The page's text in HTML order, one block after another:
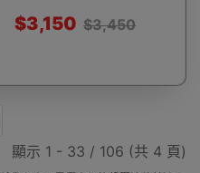
$3,150 $3,450
顯示 1 - 33 / 106 (共 4 頁)